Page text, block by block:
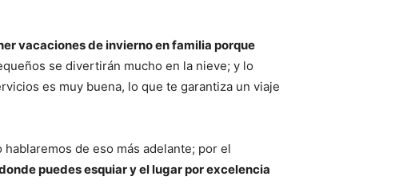
vacaciones de invierno en familia porque
se divertirán mucho en la nieve; y lo
es muy buena, lo que te garantiza un viaje
de eso más adelante; por el
puedes esquiar y el lugar por excelencia